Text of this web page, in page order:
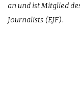
an und ist Mitglied
Journalists (EJF).